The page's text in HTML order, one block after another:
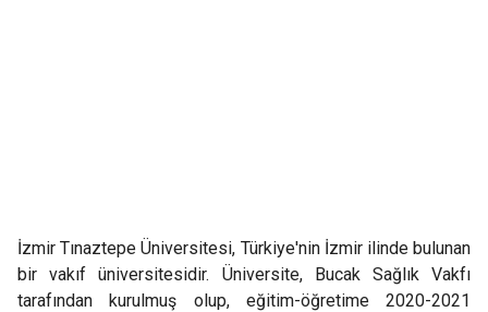
İzmir Tınaztepe Üniversitesi, Türkiye'nin İzmir ilinde bulunan
bir vakıf üniversitesidir. Üniversite, Bucak Sağlık Vakfı
tarafından kurulmuş olup, eğitim-öğretime 2020-2021